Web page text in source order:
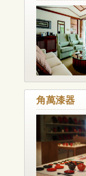
角萬漆器